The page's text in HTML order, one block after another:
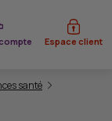
CIC Espace client
santé